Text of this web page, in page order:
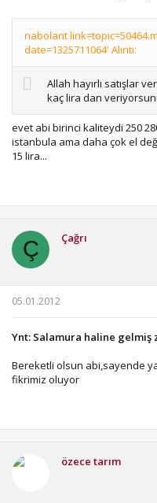
nabolant
date=1325711064' Alıntı:
Allah hayırlı satışlar
kaç lira dan
evet abi birinci kaliteydi 250
istanbula ama daha çok el
15 lira...
Ç Çağrı
05.01.2012
Ynt: Salamura haline gelmiş
Bereketli olsun abi,sayende
fikrimiz oluyor
özece tarım